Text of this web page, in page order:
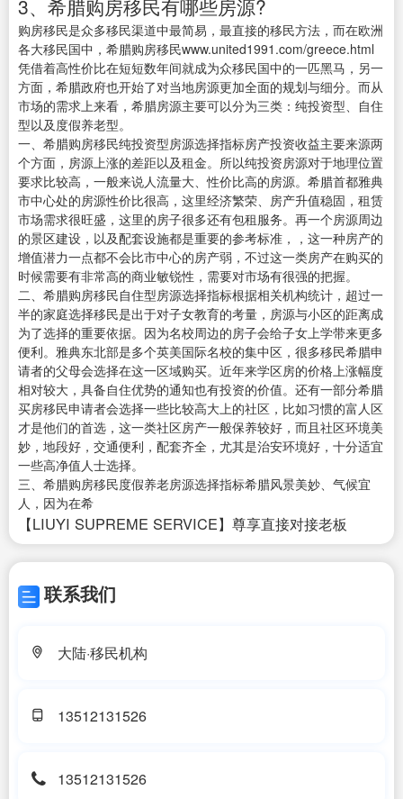
3、希腊购房移民有哪些房源?
购房移民是众多移民渠道中最简易，最直接的移民方法，而在欧洲
各大移民国中，希腊购房移民www.united1991.com/greece.html
凭借着高性价比在短短数年间就成为众移民国中的一匹黑马，另一
方面，希腊政府也开始了对当地房源更加全面的规划与细分。而从
市场的需求上来看，希腊房源主要可以分为三类：纯投资型、自住
型以及度假养老型。
一、希腊购房移民纯投资型房源选择指标房产投资收益主要来源两
个方面，房源上涨的差距以及租金。所以纯投资房源对于地理位置
要求比较高，一般来说人流量大、性价比高的房源。希腊首都雅典
市中心处的房源性价比很高，这里经济繁荣、房产升值稳固，租赁
市场需求很旺盛，这里的房子很多还有包租服务。再一个房源周边
的景区建设，以及配套设施都是重要的参考标准，，这一种房产的
增值潜力一点都不会比市中心的房产弱，不过这一类房产在购买的
时候需要有非常高的商业敏锐性，需要对市场有很强的把握。
二、希腊购房移民自住型房源选择指标根据相关机构统计，超过一
半的家庭选择移民是出于对子女教育的考量，房源与小区的距离成
为了选择的重要依据。因为名校周边的房子会给子女上学带来更多
便利。雅典东北部是多个英美国际名校的集中区，很多移民希腊申
请者的父母会选择在这一区域购买。近年来学区房的价格上涨幅度
相对较大，具备自住优势的通知也有投资的价值。还有一部分希腊
买房移民申请者会选择一些比较高大上的社区，比如习惯的富人区
才是他们的首选，这一类社区房产一般保养较好，而且社区环境美
妙，地段好，交通便利，配套齐全，尤其是治安环境好，十分适宜
一些高净值人士选择。
三、希腊购房移民度假养老房源选择指标希腊风景美妙、气候宜
人，因为在希
【LIUYI SUPREME SERVICE】尊享直接对接老板
联系我们
大陆·移民机构
13512131526
13512131526